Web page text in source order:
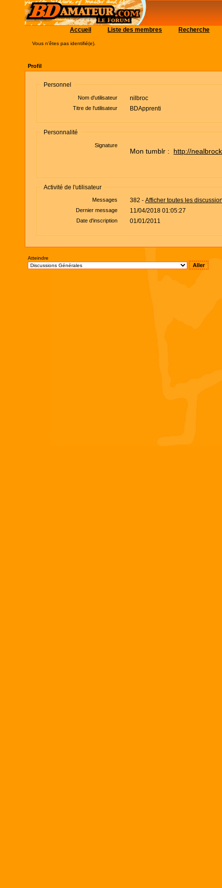
Accueil Liste des membres Recherche
Vous n'êtes pas identifié(e).
Profil
Personnel
Nom d'utilisateur nilbroc
Titre de l'utilisateur BDApprenti
Personnalité
Signature
Mon tumblr : http://
Activité de l'utilisateur
Messages 382 -Afficher toutes les
Dernier message 11/04/2018 01:05:27
Date d'inscription 01/01/2011
Atteindre